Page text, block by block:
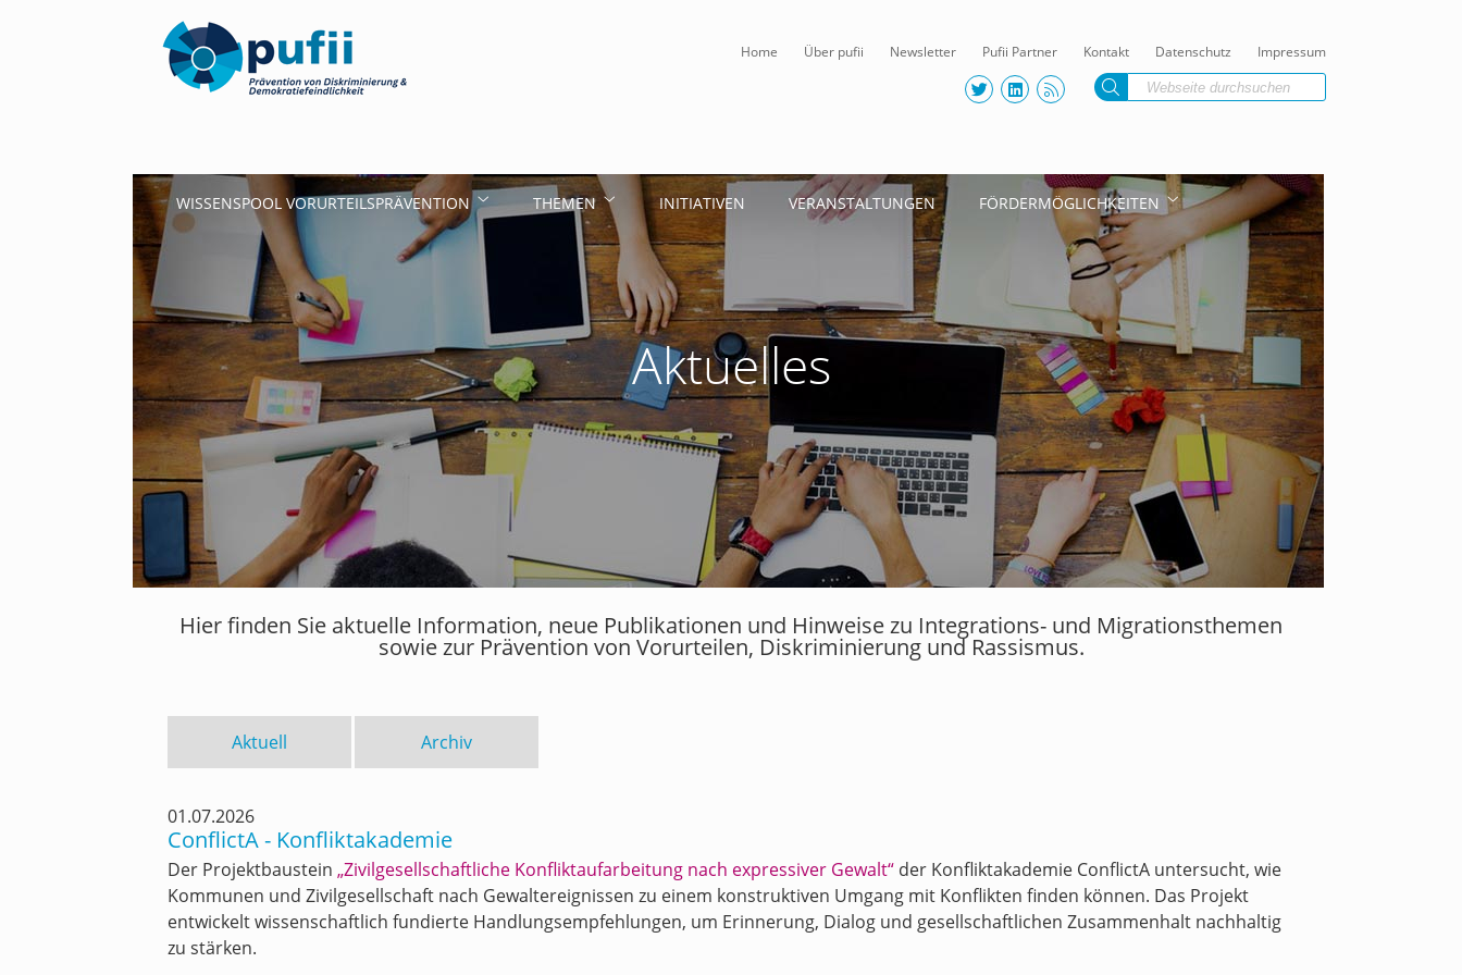
Impressum
Datenschutz
Kontakt
Pufii Partner
Newsletter
Über pufii
Home
WISSENSPOOL VORURTEILSPRÄVENTION THEMEN INITIATIVEN VERANSTALTUNGEN FÖRDERMÖGLICHKEITEN
Aktuelles
Hier finden Sie aktuelle Information, neue Publikationen und Hinweise zu Integrations- und Migrationsthemen
sowie zur Prävention von Vorurteilen, Diskriminierung und Rassismus.
Aktuell Archiv
01.07.2026
ConflictA - Konfliktakademie
Der Projektbaustein „Zivilgesellschaftliche Konfliktaufarbeitung nach expressiver Gewalt“ der Konfliktakademie ConflictA untersucht, wie
Kommunen und Zivilgesellschaft nach Gewaltereignissen zu einem konstruktiven Umgang mit Konflikten finden können. Das Projekt
entwickelt wissenschaftlich fundierte Handlungsempfehlungen, um Erinnerung, Dialog und gesellschaftlichen Zusammenhalt nachhaltig
zu stärken.